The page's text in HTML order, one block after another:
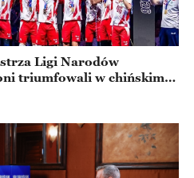
Ligi Narodów
triumfowali w chińskim